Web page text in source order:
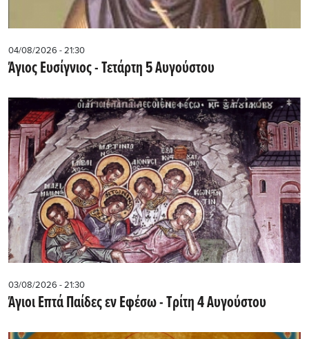
04/08/2026 - 21:30
Άγιος Ευσίγνιος - Τετάρτη 5 Αυγούστου
03/08/2026 - 21:30
Άγιοι Επτά Παίδες εν Εφέσω - Τρίτη 4 Αυγούστου